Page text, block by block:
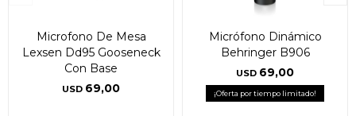
Microfono De Mesa
Lexsen Dd95 Gooseneck
Con Base
USD 69,00
Micrófono Dinámico
Behringer B906
USD 69,00
¡Oferta por tiempo limitado!